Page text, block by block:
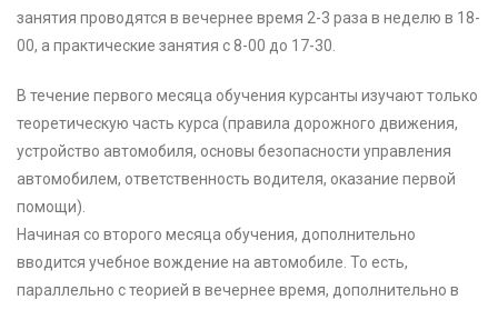
занятия проводятся в вечернее время 2-3 раза в неделю в 18-
00, а практические занятия с 8-00 до 17-30.
В течение первого месяца обучения курсанты изучают только
теоретическую часть курса (правила дорожного движения,
устройство автомобиля, основы безопасности управления
автомобилем, ответственность водителя, оказание первой
помощи).
Начиная со второго месяца обучения, дополнительно
вводится учебное вождение на автомобиле. То есть,
параллельно с теорией в вечернее время, дополнительно в